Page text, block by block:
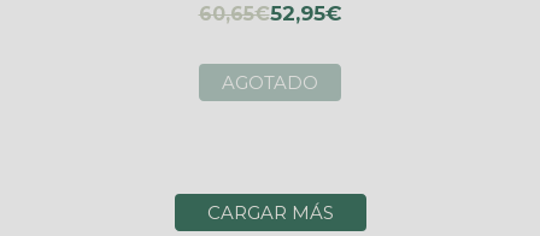
60,65€52,95€
AGOTADO
CARGAR MÁS